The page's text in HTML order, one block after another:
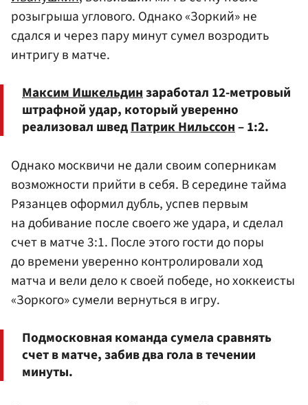
розыгрыша углового. Однако «Зоркий» не
сдался и через пару минут сумел возродить
интригу в матче.
Максим Ишкельдинзаработал 12-метровый
штрафной удар, который уверенно
реализовал шведПатрик Нильссон– 1:2.
Однако москвичи не дали своим соперникам
возможности прийти в себя. В середине тайма
Рязанцев оформил дубль, успев первым
на добивание после своего же удара, и сделал
счет в матче 3:1. После этого гости до поры
до времени уверенно контролировали ход
матча и вели дело к своей победе, но хоккеисты
«Зоркого» сумели вернуться в игру.
Подмосковная команда сумела сравнять
счет в матче, забив два гола в течении
минуты.